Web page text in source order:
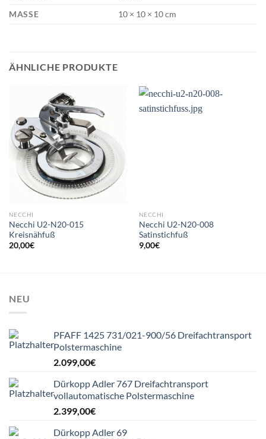
MASSE
10 × 10 × 10 cm
ÄHNLICHE PRODUKTE
NECCHI
Necchi U2-N20-015
Kreisnähfuß
20,00€
NECCHI
Necchi U2-N20-008
Satinstichfuß
9,00€
NEU
PFAFF 1425 731/021-900/56 Dreifachtransport
Polstermaschine
2.099,00€
Dürkopp Adler 767 Dreifachtransport
vollautomatische Polstermaschine
2.399,00€
Dürkopp Adler 69